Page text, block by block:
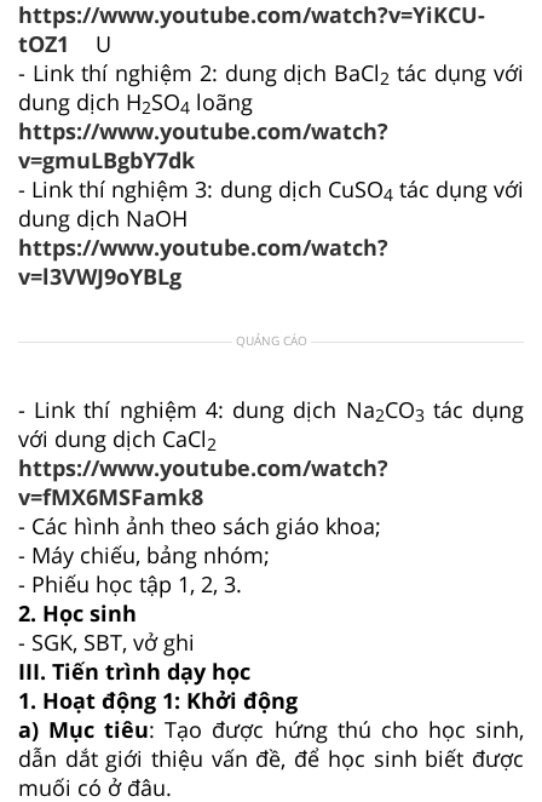
https://www.youtube.com/watch?v=YiKCU-
tOZ1
U
- Link thí nghiệm 2: dung dịch BaCl2 tác dụng với
dung dịch H2SO4 loãng
https://www.youtube.com/watch?
v=gmuLBgbY7dk
- Link thí nghiệm 3: dung dịch CuSO4 tác dụng với
dung dịch NaOH
https://www.youtube.com/watch?
v=l3VWJ9oYBLg
QUẢNG CÁO
- Link thí nghiệm 4: dung dịch Na2CO3 tác dụng
với dung dịch CaCl2
https://www.youtube.com/watch?
v=fMX6MSFamk8
- Các hình ảnh theo sách giáo khoa;
- Máy chiếu, bảng nhóm;
- Phiếu học tập 1, 2, 3.
2. Học sinh
- SGK, SBT, vở ghi
III. Tiến trình dạy học
1. Hoạt động 1: Khởi động
a) Mục tiêu: Tạo được hứng thú cho học sinh,
dẫn dắt giới thiệu vấn đề, để học sinh biết được
muối có ở đâu.